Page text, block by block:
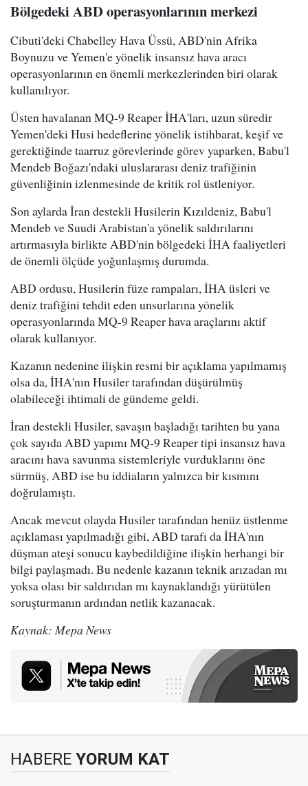
Bölgedeki ABD operasyonlarının merkezi
Cibuti'deki Chabelley Hava Üssü, ABD'nin Afrika
Boynuzu ve Yemen'e yönelik insansız hava aracı
operasyonlarının en önemli merkezlerinden biri olarak
kullanılıyor.
Üsten havalanan MQ-9 Reaper İHA'ları, uzun süredir
Yemen'deki Husi hedeflerine yönelik istihbarat, keşif ve
gerektiğinde taarruz görevlerinde görev yaparken, Babu'l
Mendeb Boğazı'ndaki uluslararası deniz trafiğinin
güvenliğinin izlenmesinde de kritik rol üstleniyor.
Son aylarda İran destekli Husilerin Kızıldeniz, Babu'l
Mendeb ve Suudi Arabistan'a yönelik saldırılarını
artırmasıyla birlikte ABD'nin bölgedeki İHA faaliyetleri
de önemli ölçüde yoğunlaşmış durumda.
ABD ordusu, Husilerin füze rampaları, İHA üsleri ve
deniz trafiğini tehdit eden unsurlarına yönelik
operasyonlarında MQ-9 Reaper hava araçlarını aktif
olarak kullanıyor.
Kazanın nedenine ilişkin resmi bir açıklama yapılmamış
olsa da, İHA'nın Husiler tarafından düşürülmüş
olabileceği ihtimali de gündeme geldi.
İran destekli Husiler, savaşın başladığı tarihten bu yana
çok sayıda ABD yapımı MQ-9 Reaper tipi insansız hava
aracını hava savunma sistemleriyle vurduklarını öne
sürmüş, ABD ise bu iddiaların yalnızca bir kısmını
doğrulamıştı.
Ancak mevcut olayda Husiler tarafından henüz üstlenme
açıklaması yapılmadığı gibi, ABD tarafı da İHA'nın
düşman ateşi sonucu kaybedildiğine ilişkin herhangi bir
bilgi paylaşmadı. Bu nedenle kazanın teknik arızadan mı
yoksa olası bir saldırıdan mı kaynaklandığı yürütülen
soruşturmanın ardından netlik kazanacak.
Kaynak: Mepa News
HABERE YORUM KAT